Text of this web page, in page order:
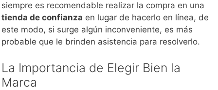
siempre es recomendable realizar la compra en una
tienda de confianza en lugar de hacerlo en línea, de
este modo, si surge algún inconveniente, es más
probable que le brinden asistencia para resolverlo.
La Importancia de Elegir Bien la
Marca